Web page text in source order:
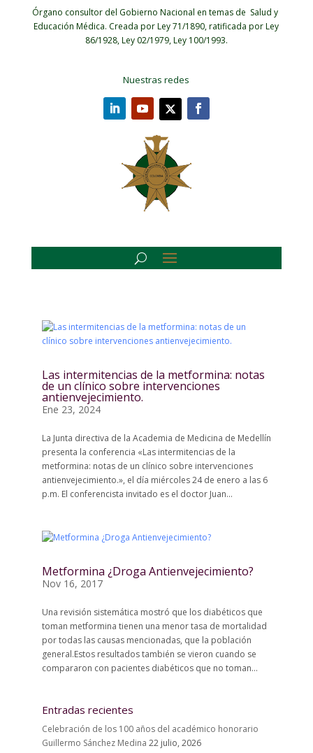
Órgano consultor del Gobierno Nacional en temas de Salud y
Educación Médica. Creada por Ley 71/1890, ratificada por Ley
86/1928, Ley 02/1979, Ley 100/1993.
Nuestras redes
Las intermitencias de la metformina: notas
de un clínico sobre intervenciones
antienvejecimiento.
Ene 23, 2024
La Junta directiva de la Academia de Medicina de Medellín
presenta la conferencia «Las intermitencias de la
metformina: notas de un clínico sobre intervenciones
antienvejecimiento.», el día miércoles 24 de enero a las 6
p.m. El conferencista invitado es el doctor Juan...
Metformina ¿Droga Antienvejecimiento?
Nov 16, 2017
Una revisión sistemática mostró que los diabéticos que
toman metformina tienen una menor tasa de mortalidad
por todas las causas mencionadas, que la población
general.Estos resultados también se vieron cuando se
compararon con pacientes diabéticos que no toman...
Entradas recientes
Celebración de los 100 años del académico honorario
Guillermo Sánchez Medina 22 julio, 2026